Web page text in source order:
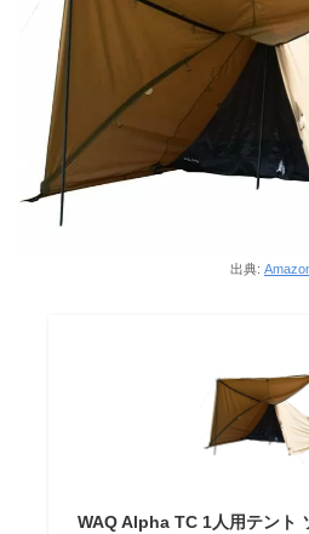
出典:
WAQ Alpha TC 1人用テント